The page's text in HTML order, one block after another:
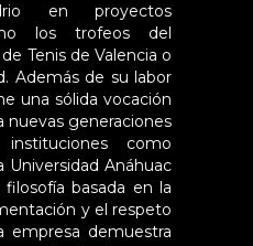
en proyectos
los trofeos del
Tenis de Valencia o
Además de su labor
una sólida vocación
generaciones
como
Universidad Anáhuac
basada en la
y el respeto
empresa demuestra